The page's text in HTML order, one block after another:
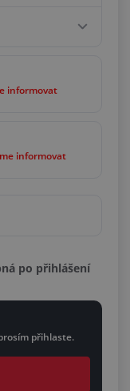
informovat
informovat
po přihlášení
přihlaste.